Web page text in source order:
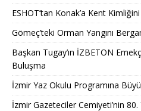
ESHOT’tan Konak’a Kent
Gömeç’teki Orman Yangını
Başkan Tugay’ın İZBETON
Buluşma
İzmir Yaz Okulu Programına
İzmir Gazeteciler Cemiyeti’nin 80.